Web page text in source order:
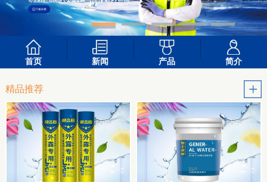
首页 新闻 产品 简介
精品推荐